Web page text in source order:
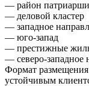
— район
— деловой кластер
— западное
— юго-запад
— престижные
— северо-западное
Формат
устойчивым